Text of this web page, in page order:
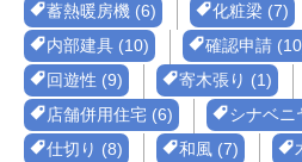
蓄熱暖房機 (6)
化粧梁 (7)
内部建具 (10)
確認申請
回遊性 (9)
寄木張り (1)
店舗併用住宅 (6)
シナベニ
仕切り (8)
和風 (7)